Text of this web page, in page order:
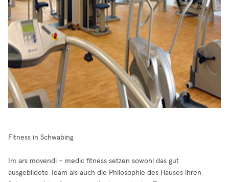
Fitness in Schwabing
Im ars movendi – medic fitness setzen sowohl das gut
ausgebildete Team als auch die Philosophie des Hauses ihren